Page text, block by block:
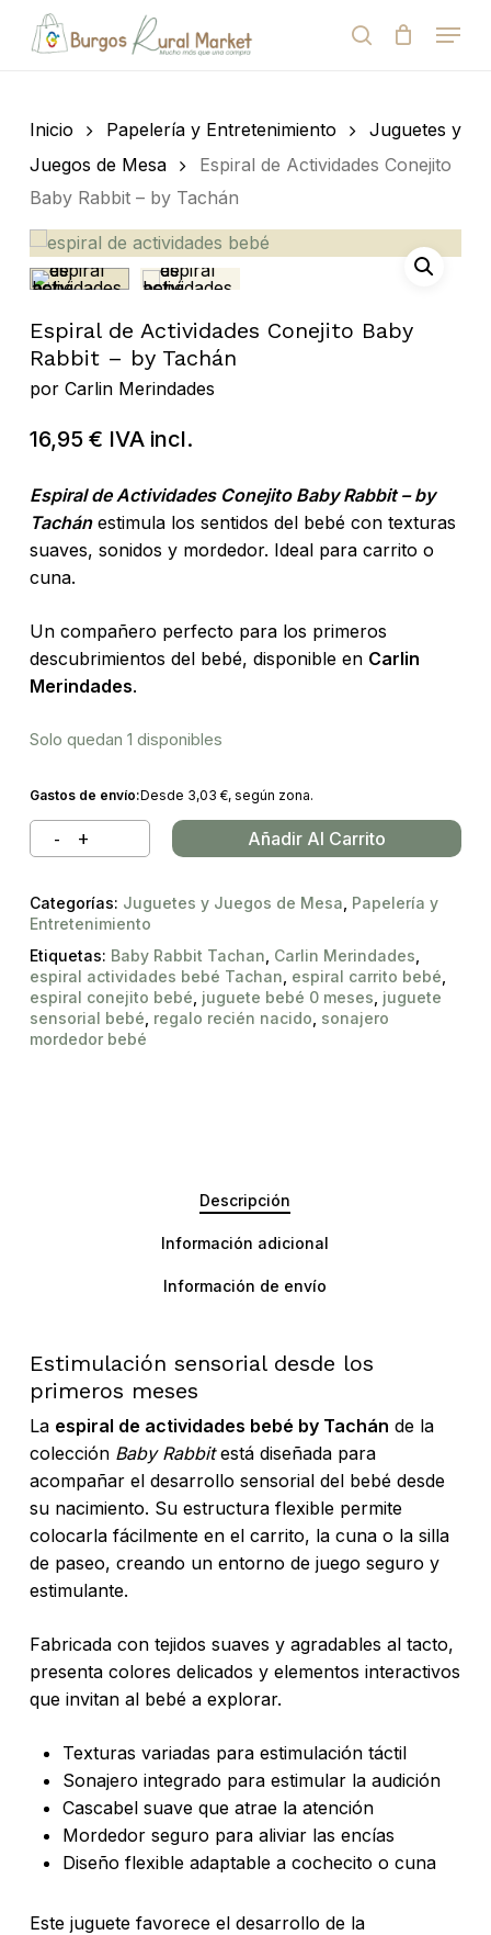
de
search
Menu
Cart
Inicio Papelería y Entretenimiento
Juguetes y
Juegos de Mesa
Espiral de Actividades Conejito
Baby Rabbit – by Tachán
Espiral de Actividades Conejito Baby
Rabbit – by Tachán
por Carlin Merindades
16,95 € IVA incl.
Espiral de Actividades Conejito Baby Rabbit – by
Tachánestimula los sentidos del bebé con texturas
suaves, sonidos y mordedor. Ideal para carrito o
cuna.
Un compañero perfecto para los primeros
descubrimientos del bebé, disponible en Carlin
Merindades.
Solo quedan 1 disponibles
Gastos de envío:Desde 3,03 €, según zona.
Añadir Al Carrito
Categorías: Juguetes y Juegos de Mesa Papelería y
Entretenimiento
Etiquetas: Baby Rabbit Tachan Carlin Merindades
espiral actividades bebé Tachan espiral carrito bebé
espiral conejito bebé juguete bebé 0 meses juguete
sensorial bebé regalo recién nacido sonajero
mordedor bebé
Descripción
Información adicional
Información de envío
Estimulación sensorial desde los
primeros meses
La espiral de actividades bebé by Tachán de la
colección Baby Rabbitestá diseñada para
acompañar el desarrollo sensorial del bebé desde
su nacimiento. Su estructura flexible permite
colocarla fácilmente en el carrito, la cuna o la silla
de paseo, creando un entorno de juego seguro y
estimulante.
Fabricada con tejidos suaves y agradables al tacto,
presenta colores delicados y elementos interactivos
que invitan al bebé a explorar.
Texturas variadas para estimulación táctil
Sonajero integrado para estimular la audición
Cascabel suave que atrae la atención
Mordedor seguro para aliviar las encías
Diseño flexible adaptable a cochecito o cuna
Este juguete favorece el desarrollo de la